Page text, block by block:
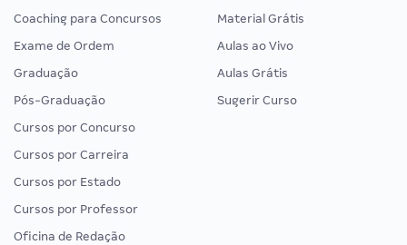
Coaching para Concursos
Exame de Ordem
Graduação
Pós-Graduação
Cursos por Concurso
Cursos por Carreira
Cursos por Estado
Cursos por Professor
Oficina de Redação
Material Grátis
Aulas ao Vivo
Aulas Grátis
Sugerir Curso